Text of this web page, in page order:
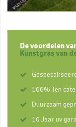
De voordelen
Kunstgras van
100% Ten
Duurzaam
10 Jaar uv